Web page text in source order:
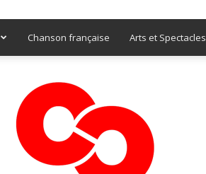
Chanson française Arts et Spectacles